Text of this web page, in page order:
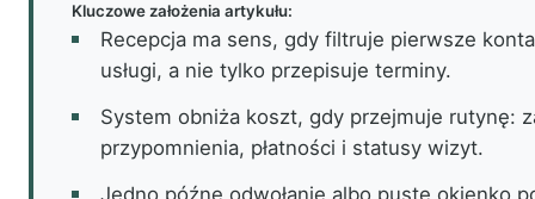
Kluczowe założenia artykułu:
Recepcja ma sens, gdy filtruje pierwsze
usługi, a nie tylko przepisuje terminy.
System obniża koszt, gdy przejmuje rutynę:
przypomnienia, płatności i statusy wizyt.
Jedno późne odwołanie albo puste okienko